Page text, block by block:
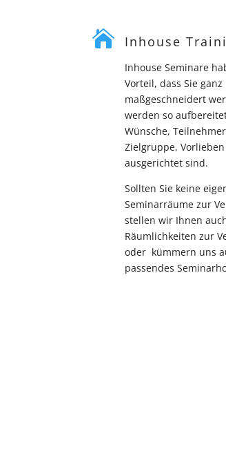
 Inhouse
Inhouse Seminare
Vorteil, dass Sie
maßgeschneidert
werden so
Wünsche,
Zielgruppe,
ausgerichtet sind.
Sollten Sie keine
Seminarräume zur
stellen wir Ihnen
Räumlichkeiten zur
oder kümmern uns
passendes